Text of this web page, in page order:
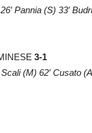
Pannia (S) 33′
3-1
Scali (M) 62′ Cusato